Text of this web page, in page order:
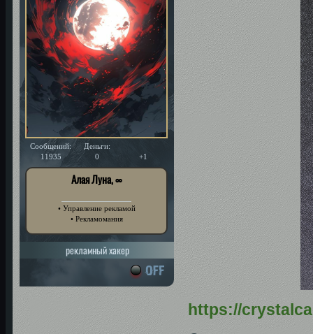
Сообщений:
11935
Деньги:
0
+1
Алая Луна, ∞
• Управление рекламой
• Рекламомания
рекламный хакер
https://